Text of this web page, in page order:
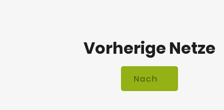
Vorherige Netze